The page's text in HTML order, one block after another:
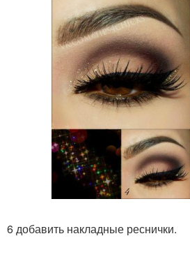
6 добавить накладные реснички.